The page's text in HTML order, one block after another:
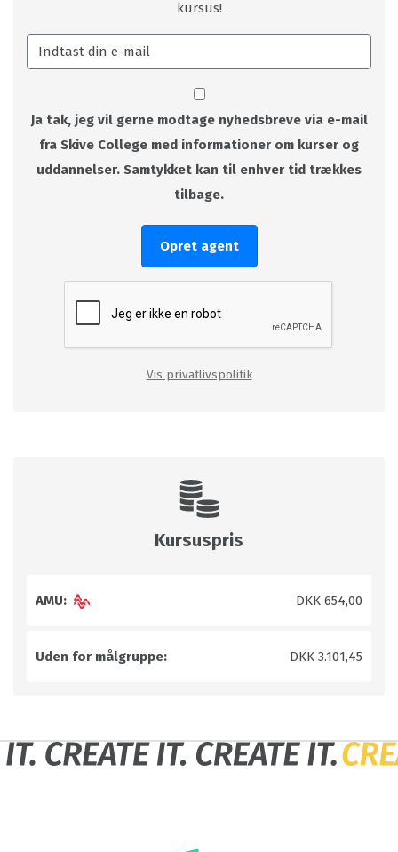
kursus!
Ja tak, jeg vil gerne modtage nyhedsbreve via e-mail
fra Skive College med informationer om kurser og
uddannelser. Samtykket kan til enhver tid trækkes
tilbage.
Opret agent
Vis privatlivspolitik
Kursuspris
AMU: DKK 654,00
Uden for målgruppe: DKK 3.101,45